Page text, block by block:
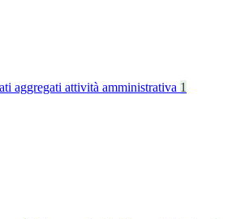
aggregati attività amministrativa 1